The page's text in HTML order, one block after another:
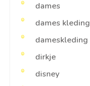
dames
dames kleding
dameskleding
dirkje
disney